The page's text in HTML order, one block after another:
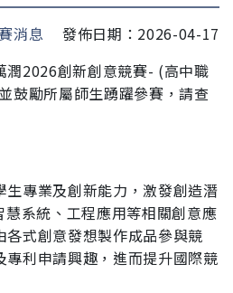
消息
發佈日期：2026-04-17
潤2026創新創意競賽- (高中職
鼓勵所屬師生踴躍參賽，請查
生專業及創新能力，激發創造潛
慧系統、工程應用等相關創意應
各式創意發想製作成品參與競
專利申請興趣，進而提升國際競